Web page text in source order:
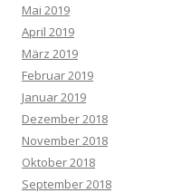
Mai 2019
April 2019
März 2019
Februar 2019
Januar 2019
Dezember 2018
November 2018
Oktober 2018
September 2018